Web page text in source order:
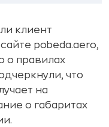
клиент
pobeda.aero,
о правилах
что
на
о габаритах